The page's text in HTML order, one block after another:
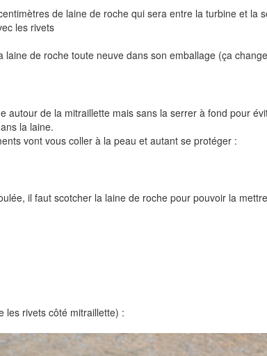
de laine de roche qui sera entre la turbine et la
les rivets
de roche toute neuve dans son emballage (ça
autour de la mitraillette mais sans la serrer à fond pour
la laine.
vont vous coller à la peau et autant se protéger :
il faut scotcher la laine de roche pour pouvoir la
les rivets côté mitraillette) :